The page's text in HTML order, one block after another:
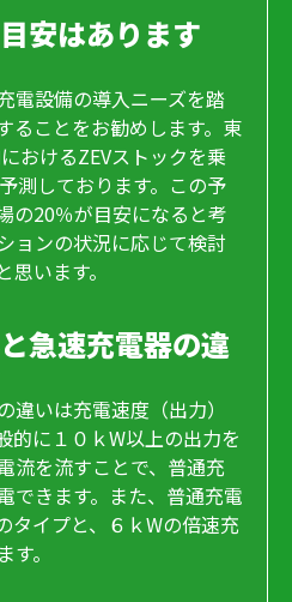
安はあります
電設備の導入ニーズを踏
ることをお勧めします。東
おけるZEVストックを乗
測しております。この予
の20％が目安になると考
ョンの状況に応じて検討
います。
急速充電器の違
いは充電速度（出力）
的に１０ｋW以上の出力を
流を流すことで、普通充
できます。また、普通充電
タイプと、６ｋWの倍速充
。